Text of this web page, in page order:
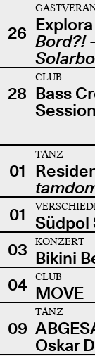
26 Bord?!
28
CLUB
Bass
Session
01
TANZ
01 Südpol
03
KONZERT
Bikini
04
CLUB
MOVE
09
TANZ
Oskar